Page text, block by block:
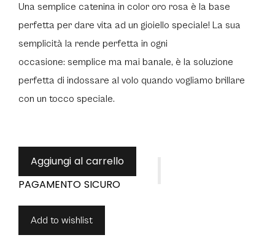
Una semplice catenina in color oro rosa è la base
perfetta per dare vita ad un gioiello speciale! La sua
semplicità la rende perfetta in ogni
occasione: semplice ma mai banale, è la soluzione
perfetta di indossare al volo quando vogliamo brillare
con un tocco speciale.
Aggiungi al carrello
Add to wishlist